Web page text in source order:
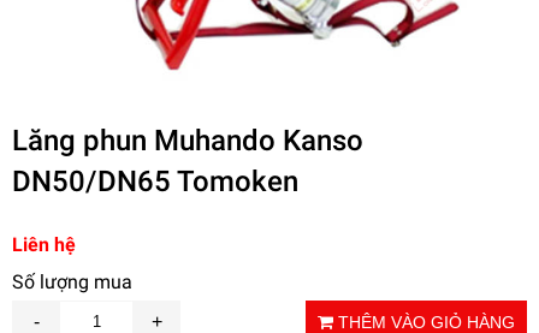
Lăng phun Muhando Kanso
DN50/DN65 Tomoken
Liên hệ
Số lượng mua
THÊM VÀO GIỎ HÀNG